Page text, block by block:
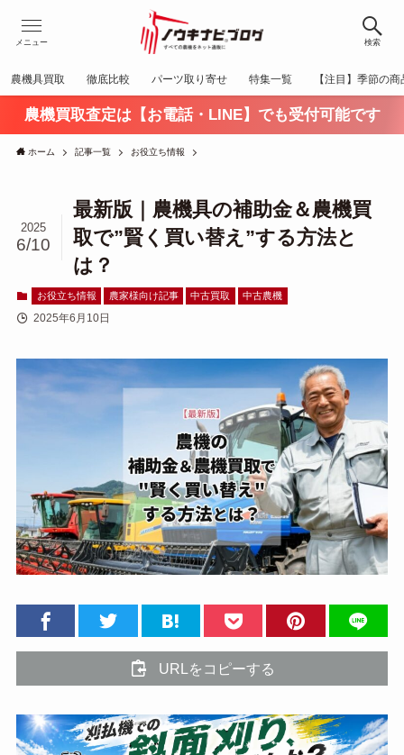
検索
メニュー
農機具買取 徹底比較 パーツ取り寄せ 特集一覧 【注目】季節の商
農機買取査定は【お電話・LINE】でも受付可能です
ホーム 記事一覧 お役立ち情報
最新版｜農機具の補助金＆農機買
取で”賢く買い替え”する方法と
は？
2025
6/10
お役立ち情報 農家様向け記事 中古買取 中古農機
2025年6月10日
URLをコピーする